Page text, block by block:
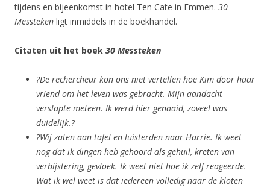
tijdens en bijeenkomst in hotel Ten Cate in Emmen. 30
Messteken ligt inmiddels in de boekhandel.
Citaten uit het boek 30 Messteken
?De rechercheur kon ons niet vertellen hoe Kim door haar
vriend om het leven was gebracht. Mijn aandacht
verslapte meteen. Ik werd hier genaaid, zoveel was
duidelijk.?
?Wij zaten aan tafel en luisterden naar Harrie. Ik weet
nog dat ik dingen heb gehoord als gehuil, kreten van
verbijstering, gevloek. Ik weet niet hoe ik zelf reageerde.
Wat ik wel weet is dat iedereen volledig naar de kloten